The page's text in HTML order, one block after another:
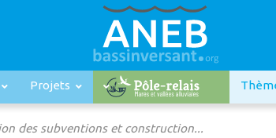
Projets
des subventions et construction...